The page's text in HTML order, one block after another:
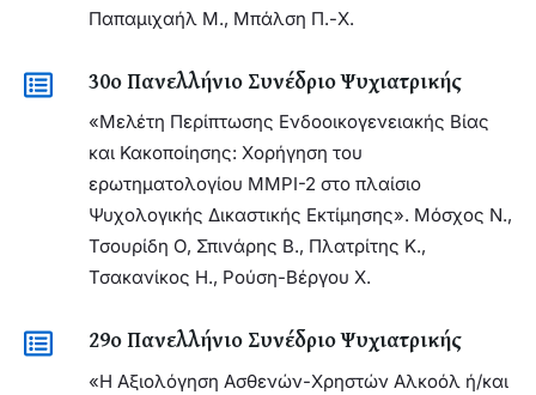
Παπαμιχαήλ Μ., Μπάλση Π.-Χ.
30ο Πανελλήνιο Συνέδριο Ψυχιατρικής
«Μελέτη Περίπτωσης Ενδοοικογενειακής Βίας
και Κακοποίησης: Χορήγηση του
ερωτηματολογίου MMPI-2 στο πλαίσιο
Ψυχολογικής Δικαστικής Εκτίμησης». Μόσχος Ν.,
Τσουρίδη Ο, Σπινάρης Β., Πλατρίτης Κ.,
Τσακανίκος Η., Ρούση-Βέργου Χ.
29ο Πανελλήνιο Συνέδριο Ψυχιατρικής
«Η Αξιολόγηση Ασθενών-Χρηστών Αλκοόλ ή/και